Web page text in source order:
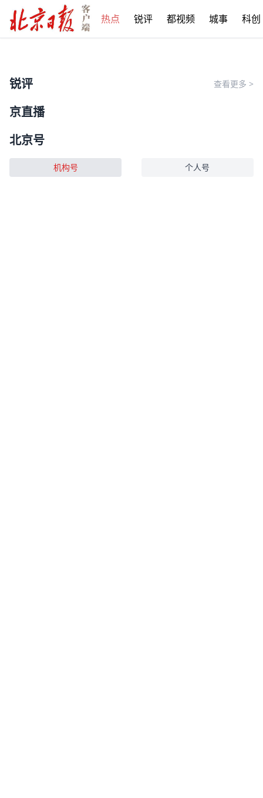
热点 锐评 都视频 城事 科创
锐评 查看更多 >
京直播
北京号
机构号 个人号